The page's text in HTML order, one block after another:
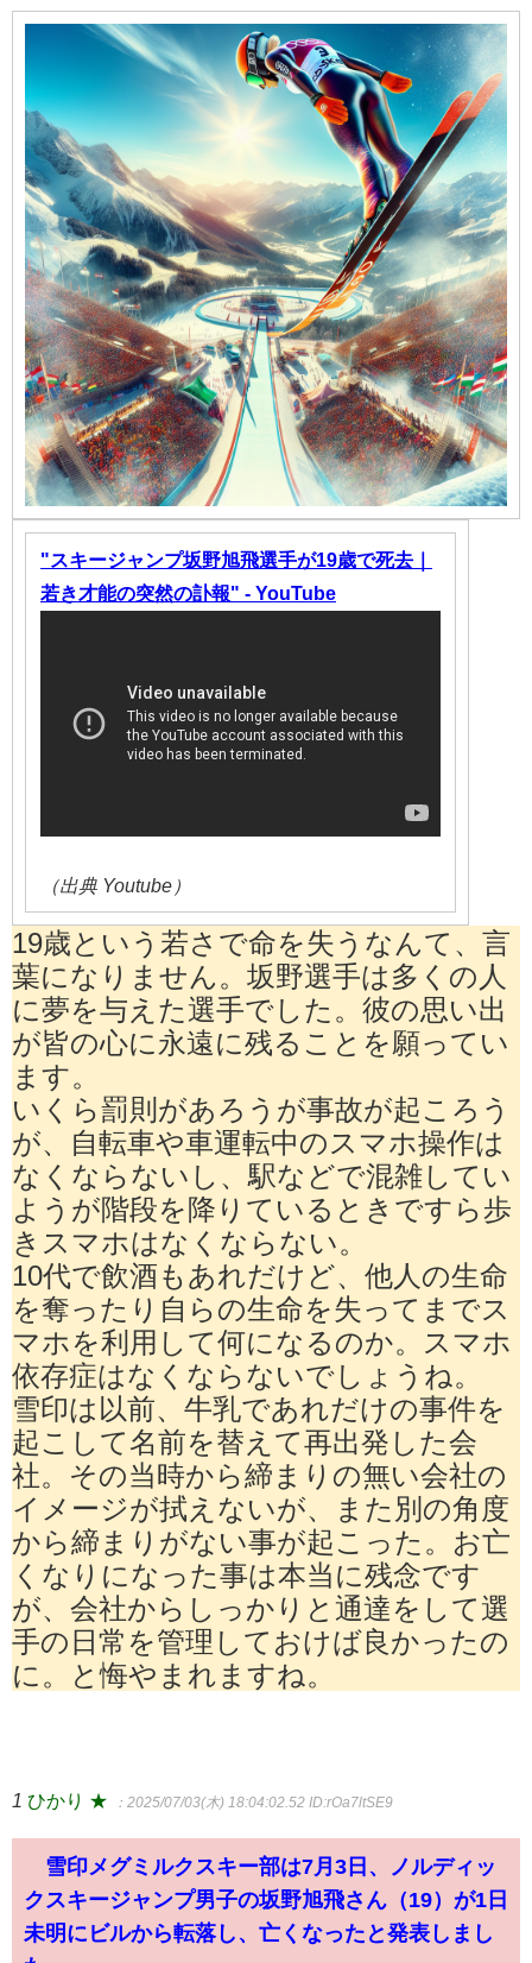
"スキージャンプ坂野旭飛選手が19歳で死去｜
若き才能の突然の訃報" - YouTube
（出典 Youtube）
19歳という若さで命を失うなんて、言
葉になりません。坂野選手は多くの人
に夢を与えた選手でした。彼の思い出
が皆の心に永遠に残ることを願ってい
ます。
いくら罰則があろうが事故が起ころう
が、自転車や車運転中のスマホ操作は
なくならないし、駅などで混雑してい
ようが階段を降りているときですら歩
きスマホはなくならない。
10代で飲酒もあれだけど、他人の生命
を奪ったり自らの生命を失ってまでス
マホを利用して何になるのか。スマホ
依存症はなくならないでしょうね。
雪印は以前、牛乳であれだけの事件を
起こして名前を替えて再出発した会
社。その当時から締まりの無い会社の
イメージが拭えないが、また別の角度
から締まりがない事が起こった。お亡
くなりになった事は本当に残念です
が、会社からしっかりと通達をして選
手の日常を管理しておけば良かったの
に。と悔やまれますね。
1 ひかり ★ ：2025/07/03(木) 18:04:02.52 ID:rOa7ltSE9
雪印メグミルクスキー部は7月3日、ノルディッ
クスキージャンプ男子の坂野旭飛さん（19）が1日
未明にビルから転落し、亡くなったと発表しまし